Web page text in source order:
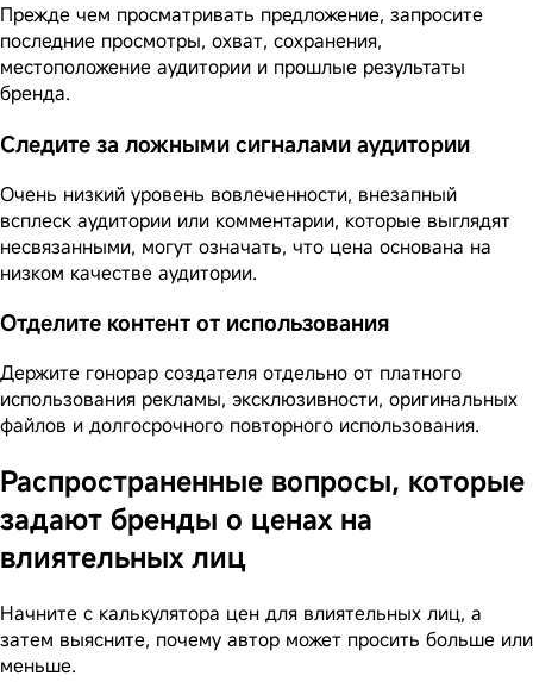
Прежде чем просматривать предложение, запросите
последние просмотры, охват, сохранения,
местоположение аудитории и прошлые результаты
бренда.
Следите за ложными сигналами аудитории
Очень низкий уровень вовлеченности, внезапный
всплеск аудитории или комментарии, которые выглядят
несвязанными, могут означать, что цена основана на
низком качестве аудитории.
Отделите контент от использования
Держите гонорар создателя отдельно от платного
использования рекламы, эксклюзивности, оригинальных
файлов и долгосрочного повторного использования.
Распространенные вопросы, которые
задают бренды о ценах на
влиятельных лиц
Начните с калькулятора цен для влиятельных лиц, а
затем выясните, почему автор может просить больше или
меньше.